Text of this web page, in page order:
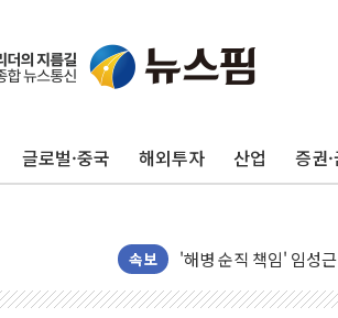
글로벌·중국 해외투자 산업 증권
속보
전남광주 화정역 인근
청도 문수리 야산서 산
헥토이노베이션, 상반
우리은행, 고창해상풍